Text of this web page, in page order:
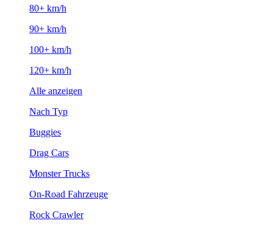
80+ km/h
90+ km/h
100+ km/h
120+ km/h
Alle anzeigen
Nach Typ
Buggies
Drag Cars
Monster Trucks
On-Road Fahrzeuge
Rock Crawler